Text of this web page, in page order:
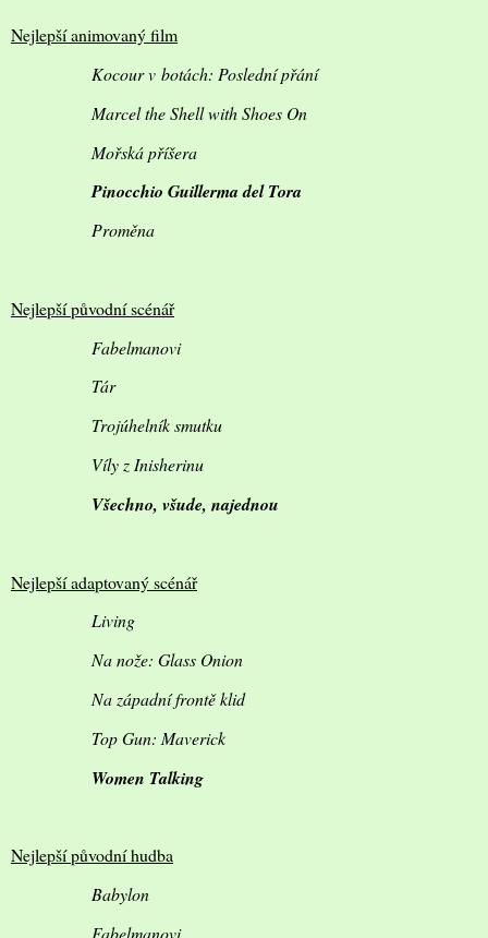
Nejlepší animovaný film
Kocour v botách: Poslední přání
Marcel the Shell with Shoes On
Mořská příšera
Pinocchio Guillerma del Tora
Proměna
Nejlepší původní scénář
Fabelmanovi
Tár
Trojúhelník smutku
Víly z Inisherinu
Všechno, všude, najednou
Nejlepší adaptovaný scénář
Living
Na nože: Glass Onion
Na západní frontě klid
Top Gun: Maverick
Women Talking
Nejlepší původní hudba
Babylon
Fabelmanovi